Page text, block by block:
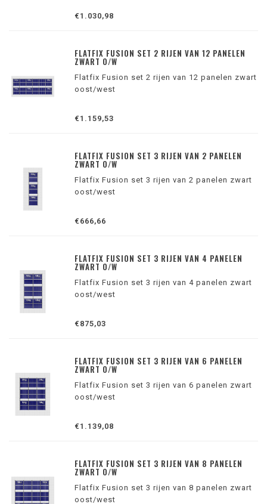
€1.030,98
FLATFIX FUSION SET 2 RIJEN VAN 12 PANELEN
ZWART O/W
Flatfix Fusion set 2 rijen van 12 panelen zwart
oost/west
€1.159,53
FLATFIX FUSION SET 3 RIJEN VAN 2 PANELEN
ZWART O/W
Flatfix Fusion set 3 rijen van 2 panelen zwart
oost/west
€666,66
FLATFIX FUSION SET 3 RIJEN VAN 4 PANELEN
ZWART O/W
Flatfix Fusion set 3 rijen van 4 panelen zwart
oost/west
€875,03
FLATFIX FUSION SET 3 RIJEN VAN 6 PANELEN
ZWART O/W
Flatfix Fusion set 3 rijen van 6 panelen zwart
oost/west
€1.139,08
FLATFIX FUSION SET 3 RIJEN VAN 8 PANELEN
ZWART O/W
Flatfix Fusion set 3 rijen van 8 panelen zwart
oost/west